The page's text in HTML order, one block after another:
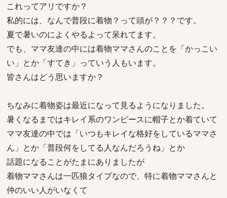
これってアリですか？
私的には、なんで普段に着物？って頭が？？？です。
夏で暑いのによくやるよって呆れてます。
でも、ママ友達の中には着物ママさんのことを「かっこい
い」とか「すてき」っていう人もいます。
皆さんはどう思いますか？
ちなみに着物姿は最近になって見るようになりました。
暑くなるまではキレイ系のワンピースに帽子とか着ていて
ママ友達の中では「いつもキレイな格好をしているママさ
ん」とか「普段何をしてる人なんだろうね」とか
話題になることがたまにありましたが
着物ママさんは一匹狼タイプなので、特に着物ママさんと
仲のいい人がいなくて